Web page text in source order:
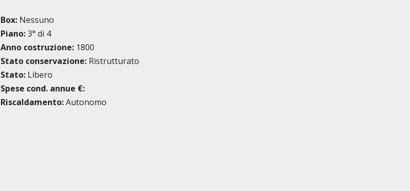
Box:Nessuno
Piano:3° di 4
Anno costruzione:1800
Stato conservazione:Ristrutturato
Stato:Libero
Spese cond. annue €:
Riscaldamento:Autonomo